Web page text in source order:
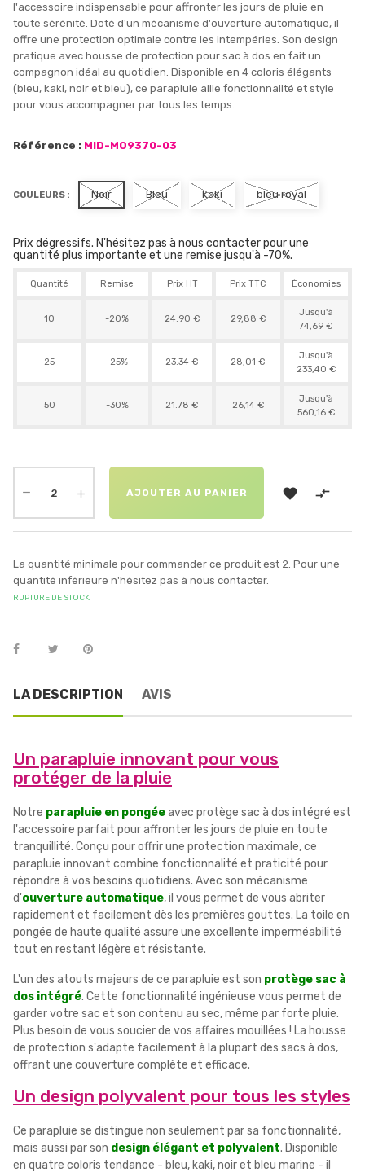
l'accessoire indispensable pour affronter les jours de pluie en
toute sérénité. Doté d'un mécanisme d'ouverture automatique, il
offre une protection optimale contre les intempéries. Son design
pratique avec housse de protection pour sac à dos en fait un
compagnon idéal au quotidien. Disponible en 4 coloris élégants
(bleu, kaki, noir et bleu), ce parapluie allie fonctionnalité et style
pour vous accompagner par tous les temps.
Référence : MID-MO9370-03
COULEURS : Noir Bleu kaki bleu royal
Prix dégressifs. N'hésitez pas à nous contacter pour une
quantité plus importante et une remise jusqu'à -70%.
Quantité Remise Prix HT Prix TTC Économies
10 -20% 24.90 € 29,88 €
Jusqu'à
74,69 €
25 -25% 23.34 € 28,01 €
Jusqu'à
233,40 €
50 -30% 21.78 € 26,14 €
Jusqu'à
560,16 €
AJOUTER AU PANIER  
La quantité minimale pour commander ce produit est 2. Pour une
quantité inférieure n'hésitez pas à nous contacter.
RUPTURE DE STOCK
LA DESCRIPTION AVIS
Un parapluie innovant pour vous
protéger de la pluie
Notre parapluie en pongéeavec protège sac à dos intégré est
l'accessoire parfait pour affronter les jours de pluie en toute
tranquillité. Conçu pour offrir une protection maximale, ce
parapluie innovant combine fonctionnalité et praticité pour
répondre à vos besoins quotidiens. Avec son mécanisme
d'ouverture automatique, il vous permet de vous abriter
rapidement et facilement dès les premières gouttes. La toile en
pongée de haute qualité assure une excellente imperméabilité
tout en restant légère et résistante.
L'un des atouts majeurs de ce parapluie est son protège sac à
dos intégré. Cette fonctionnalité ingénieuse vous permet de
garder votre sac et son contenu au sec, même par forte pluie.
Plus besoin de vous soucier de vos affaires mouillées ! La housse
de protection s'adapte facilement à la plupart des sacs à dos,
offrant une couverture complète et efficace.
Un design polyvalent pour tous les styles
Ce parapluie se distingue non seulement par sa fonctionnalité,
mais aussi par son design élégant et polyvalent. Disponible
en quatre coloris tendance - bleu, kaki, noir et bleu marine - il